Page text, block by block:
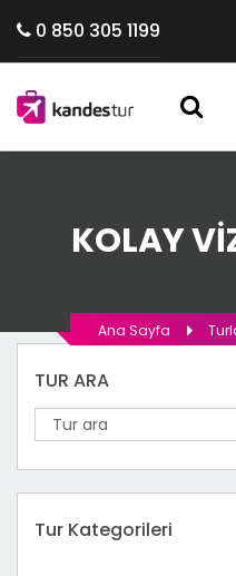
0 850 305 1199
KOLAY
Ana Sayfa
TUR ARA
Tur Kategorileri